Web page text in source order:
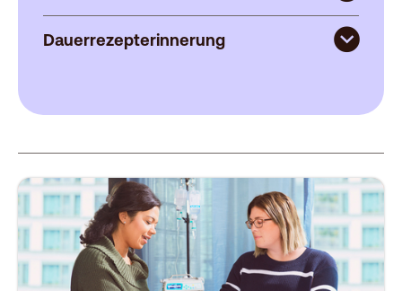
Dauerrezepterinnerung